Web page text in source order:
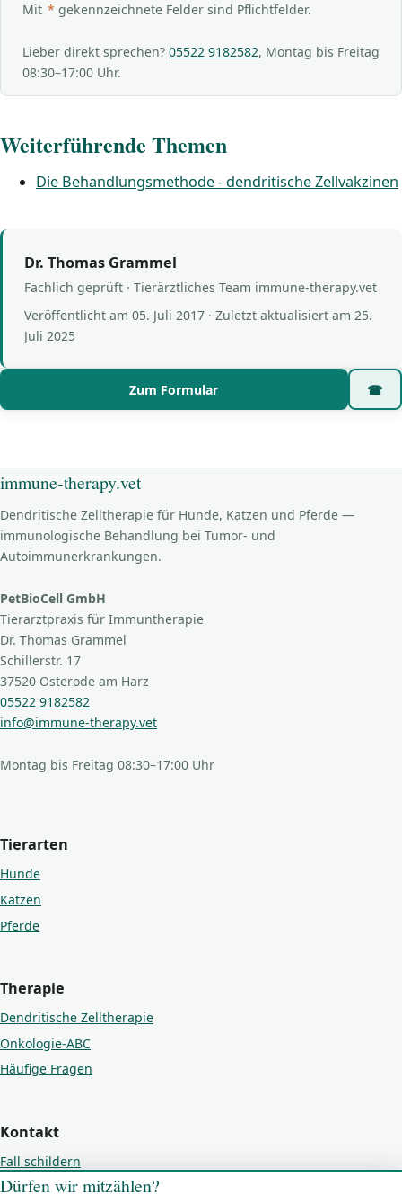
Mit * gekennzeichnete Felder sind Pflichtfelder.
Lieber direkt sprechen? 05522 9182582, Montag bis Freitag
08:30–17:00 Uhr.
Weiterführende Themen
Die Behandlungsmethode - dendritische Zellvakzinen
Dr. Thomas Grammel
Fachlich geprüft · Tierärztliches Team immune-therapy.vet
Veröffentlicht am 05. Juli 2017 · Zuletzt aktualisiert am 25.
Juli 2025
Zum Formular ☎
immune-therapy.vet
Dendritische Zelltherapie für Hunde, Katzen und Pferde —
immunologische Behandlung bei Tumor- und
Autoimmunerkrankungen.
PetBioCell GmbH
Tierarztpraxis für Immuntherapie
Dr. Thomas Grammel
Schillerstr. 17
37520 Osterode am Harz
05522 9182582
info@immune-therapy.vet
Montag bis Freitag 08:30–17:00 Uhr
Tierarten
Hunde
Katzen
Pferde
Therapie
Dendritische Zelltherapie
Onkologie-ABC
Häufige Fragen
Kontakt
Fall schildern
Kontakt
Dürfen wir mitzählen?